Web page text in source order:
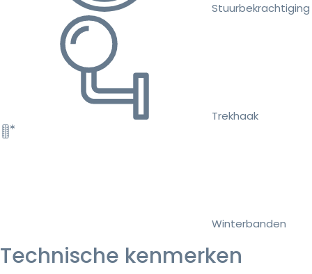
Stuurbekrachtiging
Trekhaak
Winterbanden
Technische kenmerken